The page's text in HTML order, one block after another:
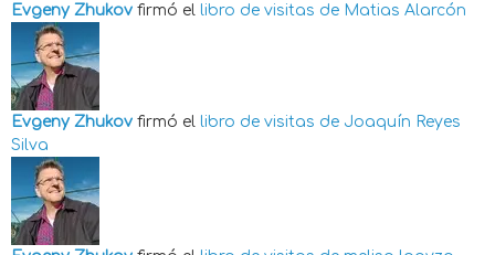
Evgeny Zhukov firmó el libro de visitas de Matias Alarcón
Evgeny Zhukov firmó el libro de visitas de Joaquín Reyes
Silva